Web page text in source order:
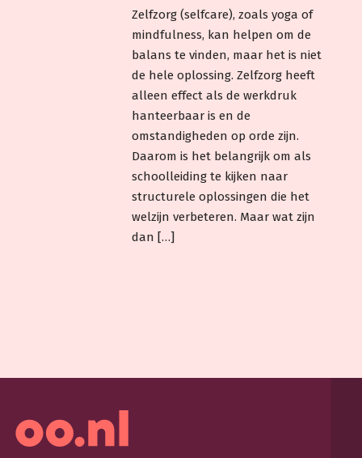
Zelfzorg (selfcare), zoals yoga of
mindfulness, kan helpen om de
balans te vinden, maar het is niet
de hele oplossing. Zelfzorg heeft
alleen effect als de werkdruk
hanteerbaar is en de
omstandigheden op orde zijn.
Daarom is het belangrijk om als
schoolleiding te kijken naar
structurele oplossingen die het
welzijn verbeteren. Maar wat zijn
dan […]